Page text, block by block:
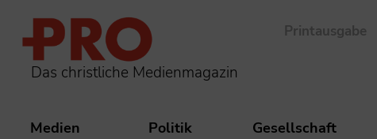
Das christliche Medienmagazin
Printausgabe
Medien Politik Gesellschaft